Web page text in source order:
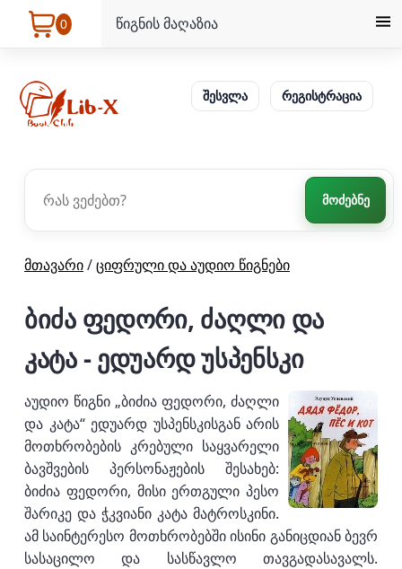
0 წიგნის მაღაზია
შესვლა რეგისტრაცია
მოძებნე
მთავარი/ციფრული და აუდიო წიგნები
ბიძა ფედორი, ძაღლი და
კატა - ედუარდ უსპენსკი
აუდიო წიგნი „ბიძია ფედორი, ძაღლი
და კატა“ ედუარდ უსპენსკისგან არის
მოთხრობების კრებული საყვარელი
ბავშვების პერსონაჟების შესახებ:
ბიძია ფედორი, მისი ერთგული პესო
შარიკე და ჭკვიანი კატა მატროსკინი.
ამ საინტერესო მოთხრობებში ისინი განიცდიან ბევრ
სასაცილო და სასწავლო თავგადასავალს.